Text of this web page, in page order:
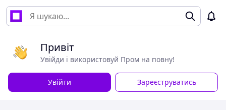
Привіт
Увійди і використовуй Пром на повну!
Увійти Зареєструватись